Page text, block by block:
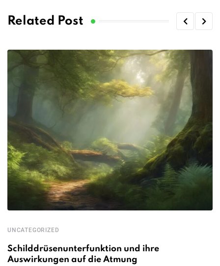
Related Post
UNCATEGORIZED
Schilddrüsenunterfunktion und ihre
Auswirkungen auf die Atmung